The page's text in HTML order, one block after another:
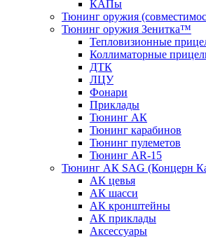
КАПы
Тюнинг оружия
Тюнинг оружия Зенитка™
Тепловизионные
Коллиматорные
ДТК
ЛЦУ
Фонари
Приклады
Тюнинг АК
Тюнинг карабинов
Тюнинг пулеметов
Тюнинг AR-15
Тюнинг АК SAG (Концерн
АК цевья
АК шасси
АК кронштейны
АК приклады
Аксессуары